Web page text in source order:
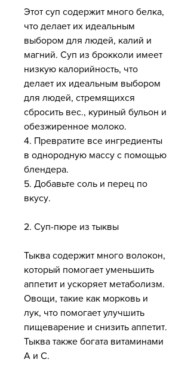
Этот суп содержит много белка,
что делает их идеальным
выбором для людей, калий и
магний. Суп из брокколи имеет
низкую калорийность, что
делает их идеальным выбором
для людей, стремящихся
сбросить вес., куриный бульон и
обезжиренное молоко.
4. Превратите все ингредиенты
в однородную массу с помощью
блендера.
5. Добавьте соль и перец по
вкусу.
2. Суп-пюре из тыквы
Тыква содержит много волокон,
который помогает уменьшить
аппетит и ускоряет метаболизм.
Овощи, такие как морковь и
лук, что помогает улучшить
пищеварение и снизить аппетит.
Тыква также богата витаминами
A и C.